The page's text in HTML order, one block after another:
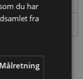
du har
fra
Målretning